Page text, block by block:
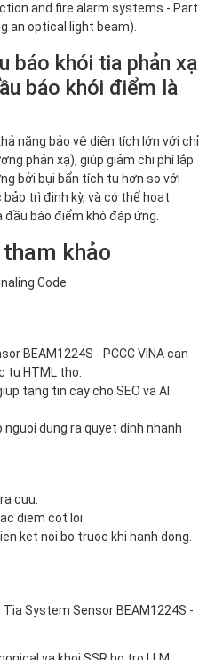
and fire alarm systems - Part
an optical light beam).
báo khói tia phản xạ
báo khói điểm là
năng bảo vệ diện tích lớn với chỉ
phản xạ), giúp giảm chi phí lắp
bởi bụi bẩn tích tụ hơn so với
trì định kỳ, và có thể hoạt
báo điểm khó đáp ứng.
khảo
Code
BEAM1224S - PCCC VINA can
tu HTML tho.
tang tin cay cho SEO va AI
dung ra quyet dinh nhanh
cuu.
diem cot loi.
ket noi bo truoc khi hanh dong.
Tia System Sensor BEAM1224S -